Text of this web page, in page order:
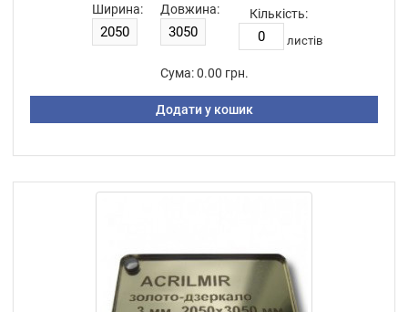
Ширина: Довжина: Кількість:
листiв
Сума: 0.00 грн.
Додати у кошик